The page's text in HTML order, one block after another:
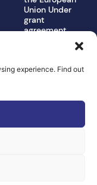
experience. Find out
Union Under
grant
agreement
Views and opinions
those of the